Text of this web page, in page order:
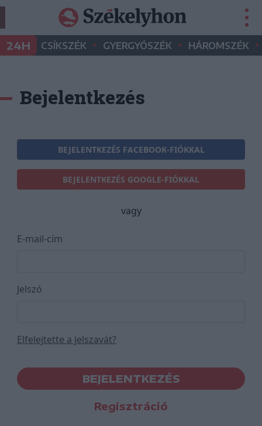
24H CSÍKSZÉK • GYERGYÓSZÉK • HÁROMSZÉK •
Bejelentkezés
BEJELENTKEZÉS FACEBOOK-FIÓKKAL
BEJELENTKEZÉS GOOGLE-FIÓKKAL
vagy
E-mail-cím
Jelszó
Elfelejtette a jelszavát?
BEJELENTKEZÉS
Regisztráció